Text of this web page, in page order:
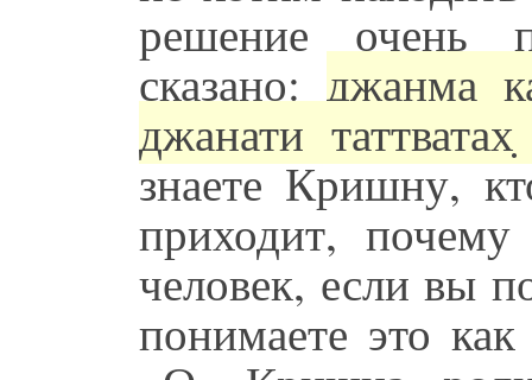
решение очень
сказано: джанма
джанати
знаете Кришну,
приходит,
человек, если вы
понимаете это